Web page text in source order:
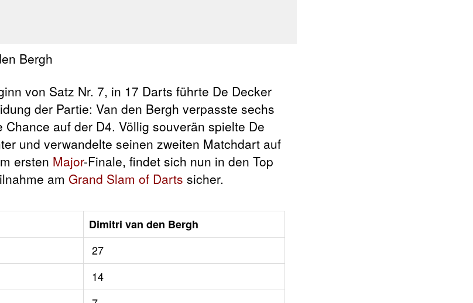
von Satz Nr. 7, in 17 Darts führte De Decker
der Partie: Van den Bergh verpasste sechs
auf der D4. Völlig souverän spielte De
und verwandelte seinen zweiten Matchdart auf
ersten Major-Finale, findet sich nun in den Top
am Grand Slam of Darts sicher.
Dimitri van den Bergh
27
14